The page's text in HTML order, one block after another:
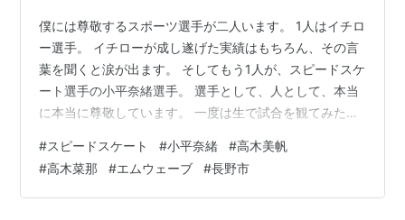
僕には尊敬するスポーツ選手が二人います。 1人はイチロ
ー選手。 イチローが成し遂げた実績はもちろん、その言
葉を聞くと涙が出ます。 そしてもう1人が、スピードスケ
ート選手の小平奈緒選手。 選手として、人として、本当
に本当に尊敬しています。 一度は生で試合を観てみたい
ドスケートの大会が行われるので、行ってみる事にしま
した。 第28回 全日本スピードスケート距離別選手権 会
場到着～試合開始前 食事コーナーも一応あるぞ！ 試合開
#スピードスケート #小平奈緒 #高木美帆
#高木菜那 #エムウェーブ #長野市